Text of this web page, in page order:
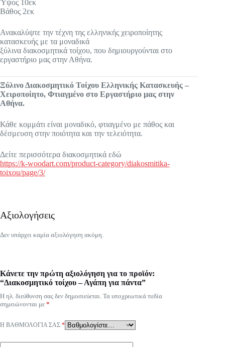
Ύψος 10εκ
Βάθος 2εκ
Ανακαλύψτε την τέχνη της ελληνικής χειροποίητης
κατασκευής με τα μοναδικά
ξύλινα διακοσμητικά τοίχου, που δημιουργούνται στο
εργαστήριο μας στην Αθήνα.
Ξύλινο Διακοσμητικό Τοίχου Ελληνικής Κατασκευής –
Χειροποίητο, Φτιαγμένο στο Εργαστήριο μας στην
Αθήνα.
Κάθε κομμάτι είναι μοναδικό, φτιαγμένο με πάθος και
δέσμευση στην ποιότητα και την τελειότητα.
Δείτε περισσότερα διακοσμητικά εδώ
https://k-woodart.com/product-category/diakosmitika-
toixou/page/3/
Αξιολογήσεις
Δεν υπάρχει καμία αξιολόγηση ακόμη.
Κάνετε την πρώτη αξιολόγηση για το προϊόν:
“Διακοσμητικό τοίχου – Αγάπη για πάντα”
Η ηλ. διεύθυνση σας δεν δημοσιεύεται. Τα υποχρεωτικά πεδία
σημειώνονται με *
Η ΒΑΘΜΟΛΟΓΊΑ ΣΑΣ *